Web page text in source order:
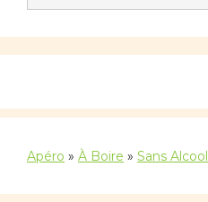
Apéro » À Boire » Sans Alcool